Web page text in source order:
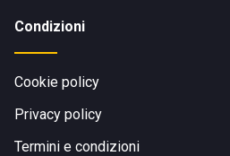
Condizioni
Cookie policy
Privacy policy
Termini e condizioni